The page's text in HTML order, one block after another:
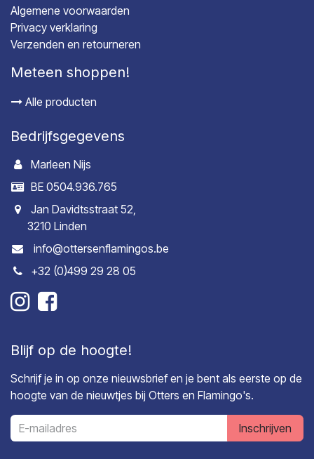
Algemene voorwaarden
Privacy verklaring
Verzenden en retourneren
Meteen shoppen!
Alle producten
Bedrijfsgegevens
Marleen Nijs
BE 0504.936.765
Jan Davidtsstraat 52,
3210 Linden
info@ottersenflamingos.be
+32 (0)499 29 28 05
Blijf op de hoogte!
Schrijf je in op onze nieuwsbrief en je bent als eerste op de
hoogte van de nieuwtjes bij Otters en Flamingo's.
Inschrijven